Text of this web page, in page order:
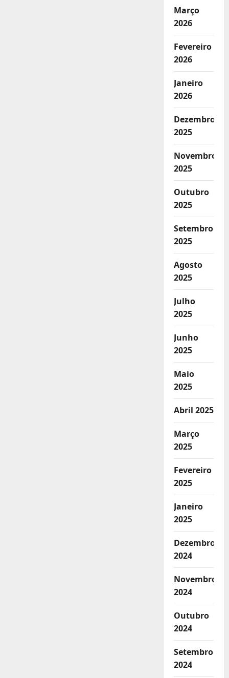
Março
2026
Fevereiro
2026
Janeiro
2026
Dezembro
2025
Novembro
2025
Outubro
2025
Setembro
2025
Agosto
2025
Julho
2025
Junho
2025
Maio
2025
Abril 2025
Março
2025
Fevereiro
2025
Janeiro
2025
Dezembro
2024
Novembro
2024
Outubro
2024
Setembro
2024